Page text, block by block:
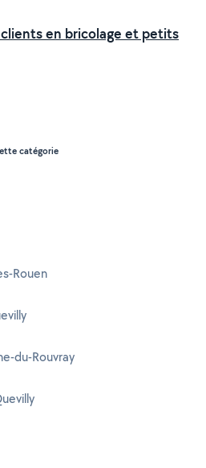
en bricolage et petits
catégorie
Rouen
du-Rouvray